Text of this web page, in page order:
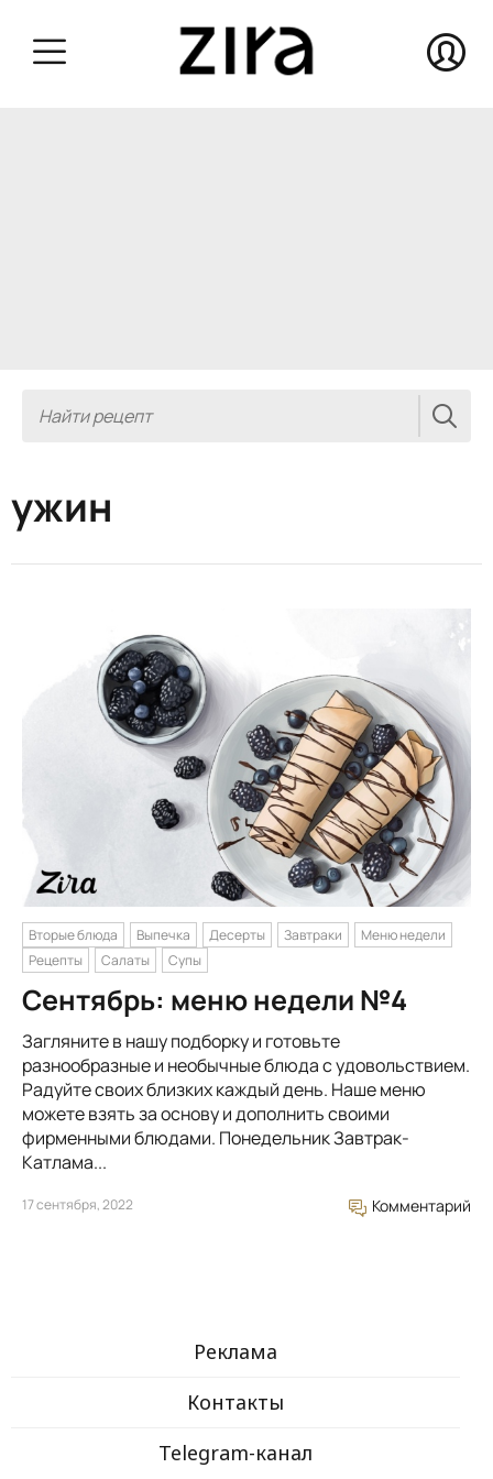
ужин
Вторые блюда Выпечка Десерты Завтраки
Меню недели
Рецепты
Салаты Супы
Сентябрь: меню недели №4
Загляните в нашу подборку и готовьте
разнообразные и необычные блюда с удовольствием.
Радуйте своих близких каждый день. Наше меню
можете взять за основу и дополнить своими
фирменными блюдами. Понедельник Завтрак-
Катлама...
17 сентября, 2022 Комментарий
Реклама
Контакты
Telegram-канал